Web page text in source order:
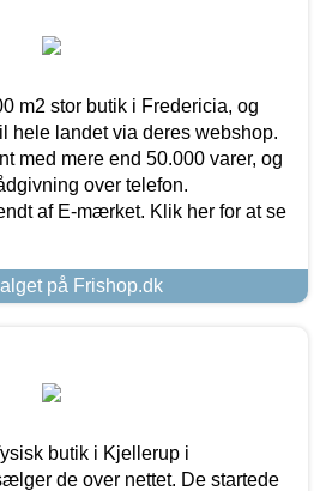
m2 stor butik i Fredericia, og
hele landet via deres webshop.
med mere end 50.000 varer, og
over telefon.
af E-mærket. Klik her for at se
på Frishop.dk
butik i Kjellerup i
de over nettet. De startede